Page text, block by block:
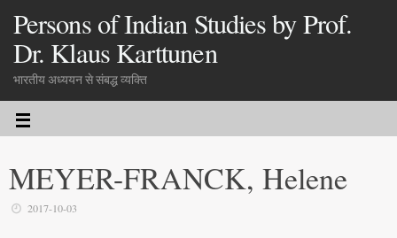
Persons of Indian Studies by Prof.
Dr. Klaus Karttunen
भारतीय अध्ययन से संबद्ध व्यक्ति
MEYER-FRANCK, Helene
2017-10-03